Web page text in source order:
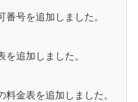
番号を追加しました。
を追加しました。
料金表を追加しました。